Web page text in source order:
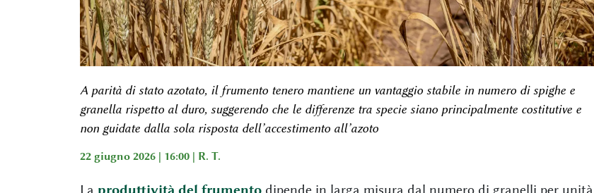
A parità di stato azotato, il frumento tenero mantiene un vantaggio stabile in numero di spighe e
granella rispetto al duro, suggerendo che le differenze tra specie siano principalmente costitutive e
non guidate dalla sola risposta dell’accestimento all’azoto
22 giugno 2026 | 16:00 | R. T.
La produttività del frumentodipende in larga misura dal numero di granelli per unità